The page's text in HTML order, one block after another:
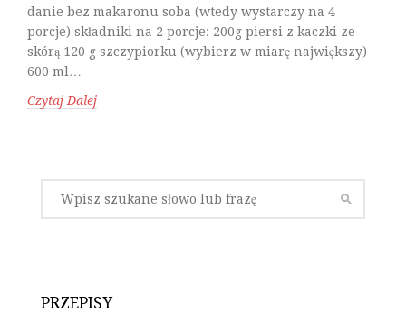
danie bez makaronu soba (wtedy wystarczy na 4
porcje) składniki na 2 porcje: 200g piersi z kaczki ze
skórą 120 g szczypiorku (wybierz w miarę największy)
600 ml…
Czytaj Dalej
PRZEPISY